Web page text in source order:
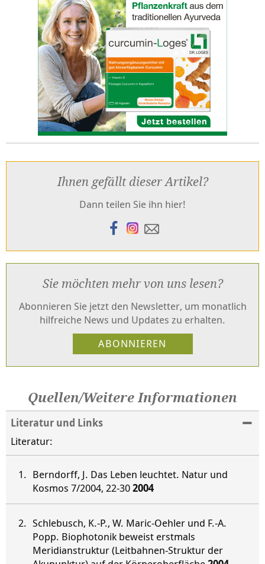
Ihnen gefällt dieser Artikel?
Dann teilen Sie ihn hier!
Sie möchten mehr von uns lesen?
Abonnieren Sie jetzt den Newsletter, um monatlich
hilfreiche News und Updates zu erhalten.
Quellen/Weitere Informationen
Literatur und Links
Literatur:
Berndorff, J. Das Leben leuchtet. Natur und
Kosmos 7/2004, 22-302004
Schlebusch, K.-P., W. Maric-Oehler und F.-A.
Popp. Biophotonik beweist erstmals
Meridianstruktur (Leitbahnen-Struktur der